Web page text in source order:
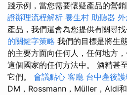
踐示例，當您需要懷疑產品的營
證辦理流程解析 養生村 助聽器 外
產品，我們還會為您提供有關尋
的關鍵字策略 我們的目標是將生
的主要方面向任何人，任何地方
這個國家的任何方法中。 酒精甚
它們。 會議點心 客廳 台中產後
DM，Rossmann，Müller，Aldi